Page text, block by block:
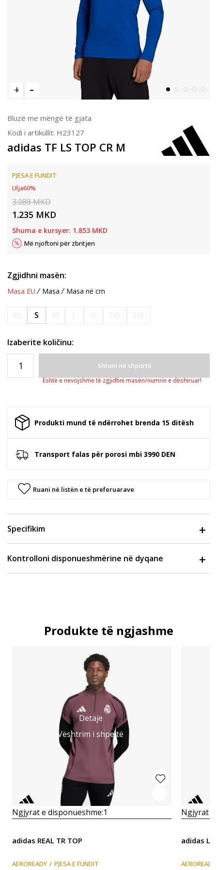
Bluzë me mëngë të gjata
Kodi i artikullit: H23127
adidas TF LS TOP CR M
PJESA E FUNDIT
Ulja60%
3.088MKD
1.235 MKD
Shuma e kursyer: 1.853 MKD
Më njoftoni për zbritjen
Zgjidhni masën:
Masa EU Masa Masa në cm
S
Izaberite količinu:
Shtoni në shportë
Është e nevojshme të zgjidhni masën/numrin e dëshiruar!
Produkti mund të ndërrohet brenda 15 ditësh
Transport falas për porosi mbi 3990 DEN
Ruani në listën e të preferuarave
Specifikim
Kontrolloni disponueshmërine në dyqane
Produkte të ngjashme
Detaje
Vështrim i shpejtë
Ngjyrat e disponueshme:1
adidas REAL TR TOP
AEROREADY PJESA E FUNDIT
Ngjyrat e
adidas
AEROREADY